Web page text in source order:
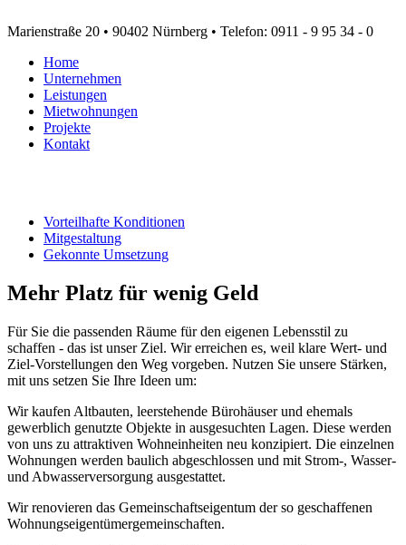
Marienstraße 20 • 90402 Nürnberg • Telefon: 0911 - 9 95 34 - 0
Home
Unternehmen
Leistungen
Mietwohnungen
Projekte
Kontakt
Vorteilhafte Konditionen
Mitgestaltung
Gekonnte Umsetzung
Mehr Platz für wenig Geld
Für Sie die passenden Räume für den eigenen Lebensstil zu
schaffen - das ist unser Ziel. Wir erreichen es, weil klare Wert- und
Ziel-Vorstellungen den Weg vorgeben. Nutzen Sie unsere Stärken,
mit uns setzen Sie Ihre Ideen um:
Wir kaufen Altbauten, leerstehende Bürohäuser und ehemals
gewerblich genutzte Objekte in ausgesuchten Lagen. Diese werden
von uns zu attraktiven Wohneinheiten neu konzipiert. Die einzelnen
Wohnungen werden baulich abgeschlossen und mit Strom-, Wasser-
und Abwasserversorgung ausgestattet.
Wir renovieren das Gemeinschaftseigentum der so geschaffenen
Wohnungseigentümergemeinschaften.